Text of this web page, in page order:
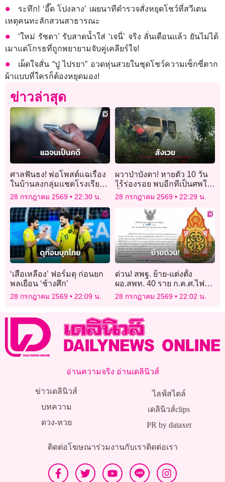
ระทึก! ‘อี๊ด โปงลาง’ เผยนาทีตำรวจสั่งหยุดโชว์ที่สวีเดน
เหตุคนทะลักสวนสาธารณะ
‘ใหม่ รัชดา’ รับสาดน้ำใส่ ‘เจนี่’ จริง ลั่นเตือนแล้ว ยันไม่ได้
เมาแต่โกรธที่ถูกพยายามจับคู่เคลียร์ใจ!
เผ็ดใจสั่น “ปู ไปรยา” อวดหุ่นสวยในชุดโชว์ความเซ็กซี่ตาก
ผ้าแบบที่ใครก็ต้องหยุดมอง!
ข่าวล่าสุด
ศาลฟันธง! พ่อโพสต์แฉเรื่อง
ในบ้านลงกลุ่มแชตโรงเรียน
ลูก เข้าข่ายการใช้ความ
รุนแรง
28 กรกฎาคม 2569 22:30 น.
ผวาป่าบังตา! หายตัว 10 วัน
ไร้ร่องรอย พบอีกทีเป็นศพใต้
น้ำ ชาวบ้านลือสะพัดความ
เร้นลับป่าทุ่งพอก
28 กรกฎาคม 2569 22:29 น.
‘เสือเหลือง’ ฟอร์มดุ ก่อนยก
พลเยือน ‘ช้างศึก’
28 กรกฎาคม 2569 22:09 น.
ด่วน! สพฐ. ย้าย-แต่งตั้ง
ผอ.สพท. 40 ราย ก.ค.ศ.ไฟ
เขียว มีผลทันที 27 ก.ค. 69
28 กรกฎาคม 2569 22:02 น.
อ่านความจริง อ่านเดลินิวส์
ข่าวเดลินิวส์
บทความ
ดวง-หวย
ไลฟ์สไตล์
เดลินิวส์clips
PR by dataxet
ติดต่อโฆษณาร่วมงานกับเราติดต่อเรา